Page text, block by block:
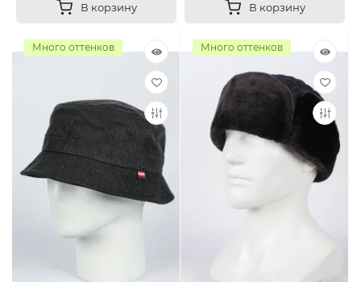
В корзину В корзину
Много оттенков Много оттенков